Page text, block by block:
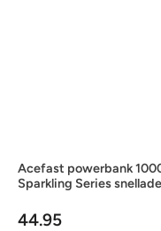
Acefast powerbank
Sparkling Series
44.95